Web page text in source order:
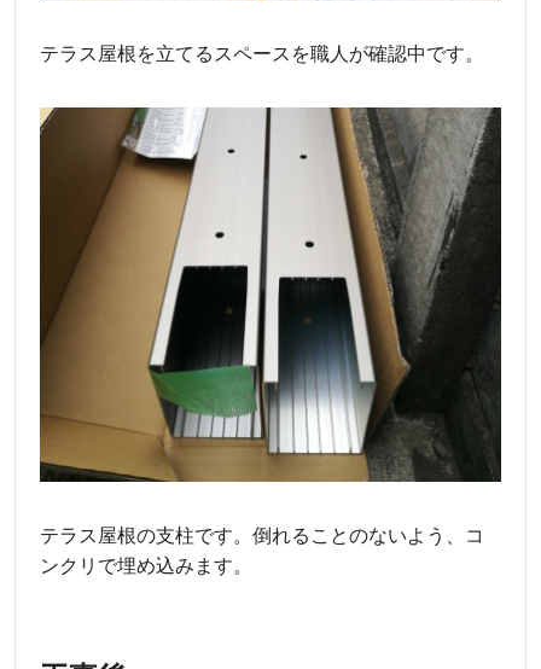
テラス屋根を立てるスペースを職人が確認中です。
テラス屋根の支柱です。倒れることのないよう、コ
ンクリで埋め込みます。